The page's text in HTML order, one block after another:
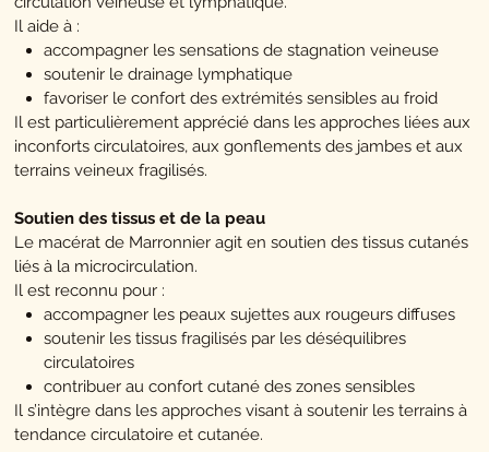
Il aide à :
accompagner les sensations de stagnation veineuse
soutenir le drainage lymphatique
favoriser le confort des extrémités sensibles au froid
Il est particulièrement apprécié dans les approches liées aux
inconforts circulatoires, aux gonflements des jambes et aux
terrains veineux fragilisés.
Soutien des tissus et de la peau
Le macérat de Marronnier agit en soutien des tissus cutanés
liés à la microcirculation.
Il est reconnu pour :
accompagner les peaux sujettes aux rougeurs diffuses
soutenir les tissus fragilisés par les déséquilibres
circulatoires
contribuer au confort cutané des zones sensibles
Il s’intègre dans les approches visant à soutenir les terrains à
tendance circulatoire et cutanée.